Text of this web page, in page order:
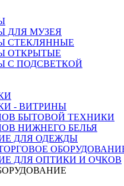
ДЛЯ МУЗЕЯ
СТЕКЛЯННЫЕ
ОТКРЫТЫЕ
С ПОДСВЕТКОЙ
- ВИТРИНЫ
БЫТОВОЙ ТЕХНИКИ
НИЖНЕГО БЕЛЬЯ
ДЛЯ ОДЕЖДЫ
ДЛЯ ОПТИКИ И ОЧКОВ